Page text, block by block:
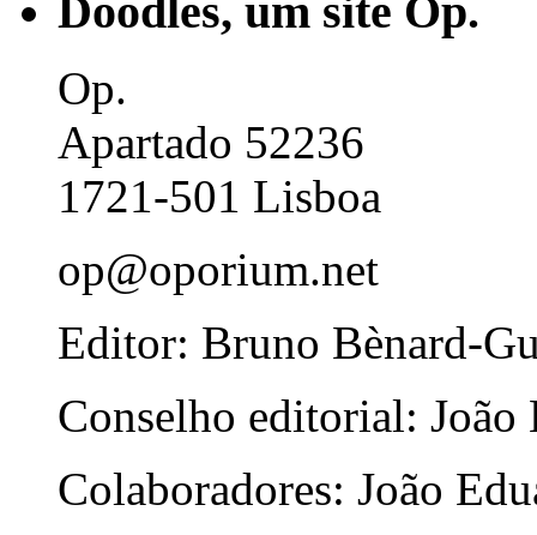
Doodles, um site Op.
Op.
Apartado 52236
1721-501 Lisboa
op@oporium.net
Editor: Bruno Bènard-
Conselho editorial: João
Colaboradores: João